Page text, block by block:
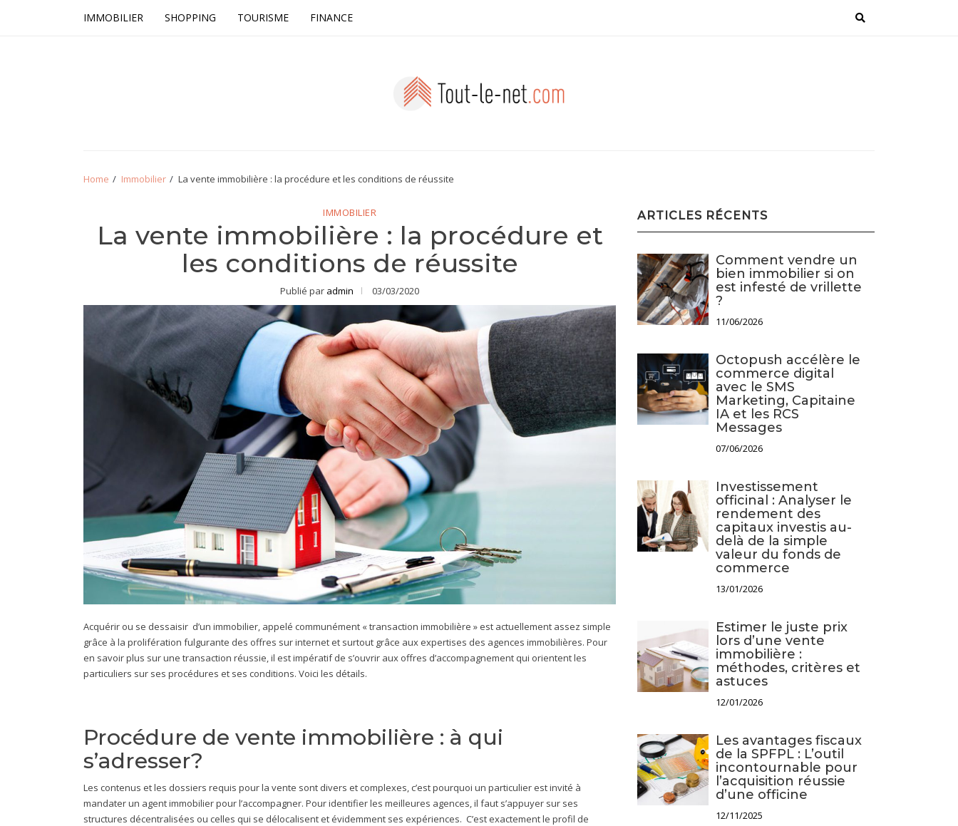
IMMOBILIER SHOPPING TOURISME FINANCE
Home Immobilier La vente immobilière : la procédure et les conditions de réussite
IMMOBILIER
La vente immobilière : la procédure et
les conditions de réussite
Publié par admin 03/03/2020
Acquérir ou se dessaisir d’un immobilier, appelé communément « transaction immobilière » est actuellement assez simple
grâce à la prolifération fulgurante des offres sur internet et surtout grâce aux expertises des agences immobilières. Pour
en savoir plus sur une transaction réussie, il est impératif de s’ouvrir aux offres d’accompagnement qui orientent les
particuliers sur ses procédures et ses conditions. Voici les détails.
Procédure de vente immobilière : à qui
s’adresser?
Les contenus et les dossiers requis pour la vente sont divers et complexes, c’est pourquoi un particulier est invité à
mandater un agent immobilier pour l’accompagner. Pour identifier les meilleures agences, il faut s’appuyer sur ses
structures décentralisées ou celles qui se délocalisent et évidemment ses expériences. C’est exactement le profil de
ARTICLES RÉCENTS
Comment vendre un
bien immobilier si on
est infesté de vrillette
?
11/06/2026
Octopush accélère le
commerce digital
avec le SMS
Marketing, Capitaine
IA et les RCS
Messages
07/06/2026
Investissement
officinal : Analyser le
rendement des
capitaux investis au-
delà de la simple
valeur du fonds de
commerce
13/01/2026
Estimer le juste prix
lors d’une vente
immobilière :
méthodes, critères et
astuces
12/01/2026
Les avantages fiscaux
de la SPFPL : L’outil
incontournable pour
l’acquisition réussie
d’une officine
12/11/2025